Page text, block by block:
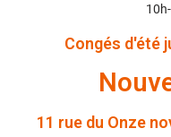
Congés d'été
11 rue du Onze